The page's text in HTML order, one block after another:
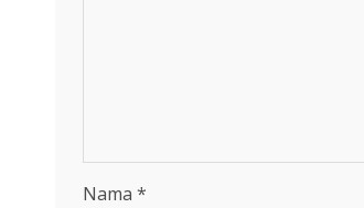
Nama *